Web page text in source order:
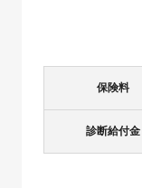
保険料
診断給付金